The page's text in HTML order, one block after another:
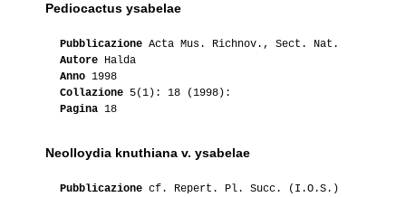
Pediocactus ysabelae
Pubblicazione Acta Mus. Richnov., Sect. Nat.
Autore Halda
Anno 1998
Collazione 5(1): 18 (1998):
Pagina 18
Neolloydia knuthiana v. ysabelae
Pubblicazione cf. Repert. Pl. Succ. (I.O.S.)